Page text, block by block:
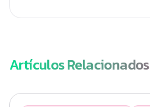
Artículos Relacionados